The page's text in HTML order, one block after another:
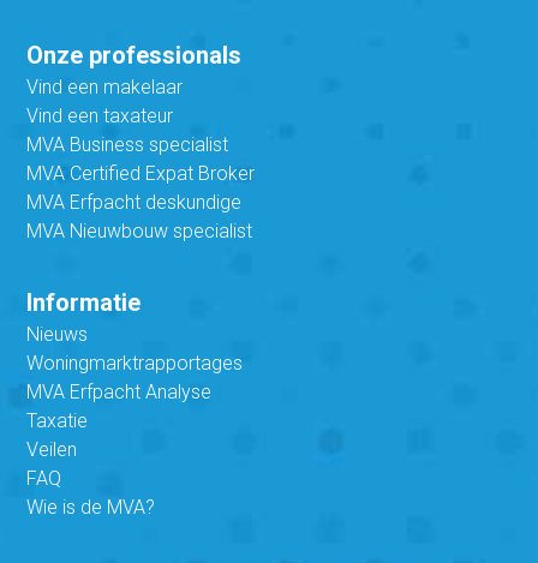
Onze professionals
Vind een makelaar
Vind een taxateur
MVA Business specialist
MVA Certified Expat Broker
MVA Erfpacht deskundige
MVA Nieuwbouw specialist
Informatie
Nieuws
Woningmarktrapportages
MVA Erfpacht Analyse
Taxatie
Veilen
FAQ
Wie is de MVA?